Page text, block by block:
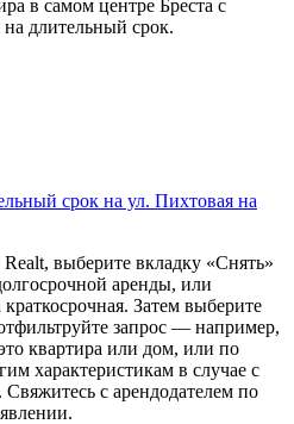
в самом центре Бреста с
длительный срок.
срок на ул. Пихтовая на
выберите вкладку «Снять»
аренды, или
Затем выберите
запрос — например,
квартира или дом, или по
характеристикам в случае с
с арендодателем по